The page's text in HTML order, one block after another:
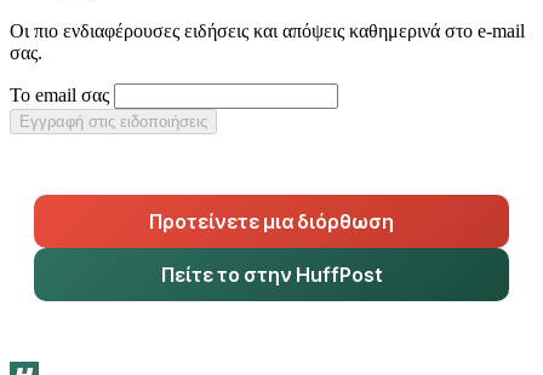
Οι πιο ενδιαφέρουσες ειδήσεις και απόψεις καθημερινά στο e-mail
σας.
Το email σας
Εγγραφή στις ειδοποιήσεις
Προτείνετε μια διόρθωση
Πείτε το στην HuffPost